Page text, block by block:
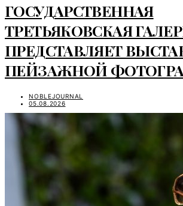
ГОСУДАРСТВЕННАЯ
ТРЕТЬЯКОВСКАЯ
ПРЕДСТАВЛЯЕТ
ПЕЙЗАЖНОЙ
NOBLEJOURNAL
05.08.2026